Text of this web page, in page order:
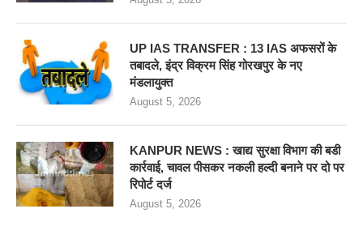
UP IAS TRANSFER : 13 IAS अफसरों के
तबादले, इंद्र विक्रम सिंह गोरखपुर के नए
मंडलायुक्त
August 5, 2026
KANPUR NEWS : खाद्य सुरक्षा विभाग की बडी
कार्रवाई, चावल पीसकर नकली हल्दी बनाने पर दो पर
रिपोर्ट दर्ज
August 5, 2026